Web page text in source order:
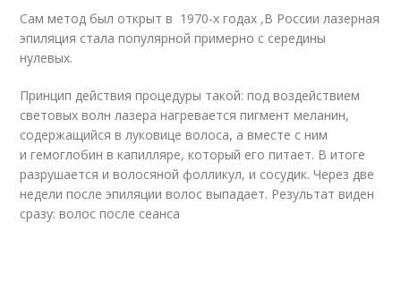
Сам метод был открыт в 1970-х годах ,В России лазерная
эпиляция стала популярной примерно с середины
нулевых.
Принцип действия процедуры такой: под воздействием
световых волн лазера нагревается пигмент меланин,
содержащийся в луковице волоса, а вместе с ним
и гемоглобин в капилляре, который его питает. В итоге
разрушается и волосяной фолликул, и сосудик. Через две
недели после эпиляции волос выпадает. Результат виден
сразу: волос после сеанса